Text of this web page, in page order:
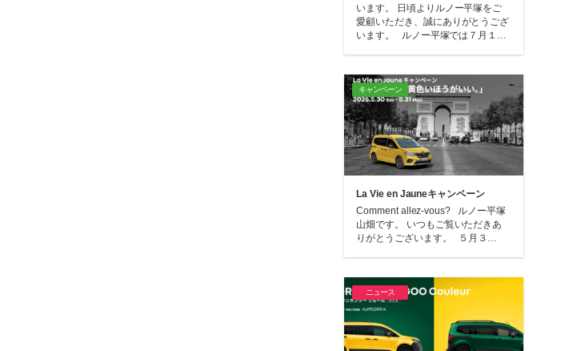
います。 日頃よりルノー平塚をご
愛顧いただき、誠にありがとうござ
います。 ルノー平塚では７月１…
キャンペーン
La Vie en Jauneキャンペーン
Comment allez-vous? ルノー平塚
山畑です。 いつもご覧いただきあ
りがとうございます。 ５月３…
ニュース